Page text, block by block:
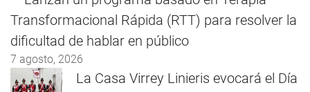
Transformacional Rápida (RTT) para resolver la
dificultad de hablar en público
7 agosto, 2026
La Casa Virrey Linieris evocará el Día